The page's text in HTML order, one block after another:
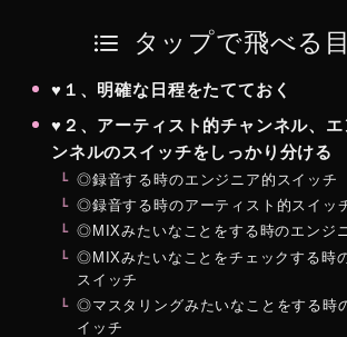
タップで飛べる
♥１、明確な日程をたてておく
♥２、アーティスト的チャンネル、エ
ンネルのスイッチをしっかり分ける
◎録音する時のエンジニア的スイッチ
◎録音する時のアーティスト的スイッ
◎MIXみたいなことをする時のエンジ
◎MIXみたいなことをチェックする時
スイッチ
◎マスタリングみたいなことをする時
イッチ